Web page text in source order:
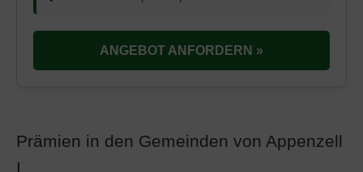
ANGEBOT ANFORDERN »
Prämien in den Gemeinden von Appenzell
I.